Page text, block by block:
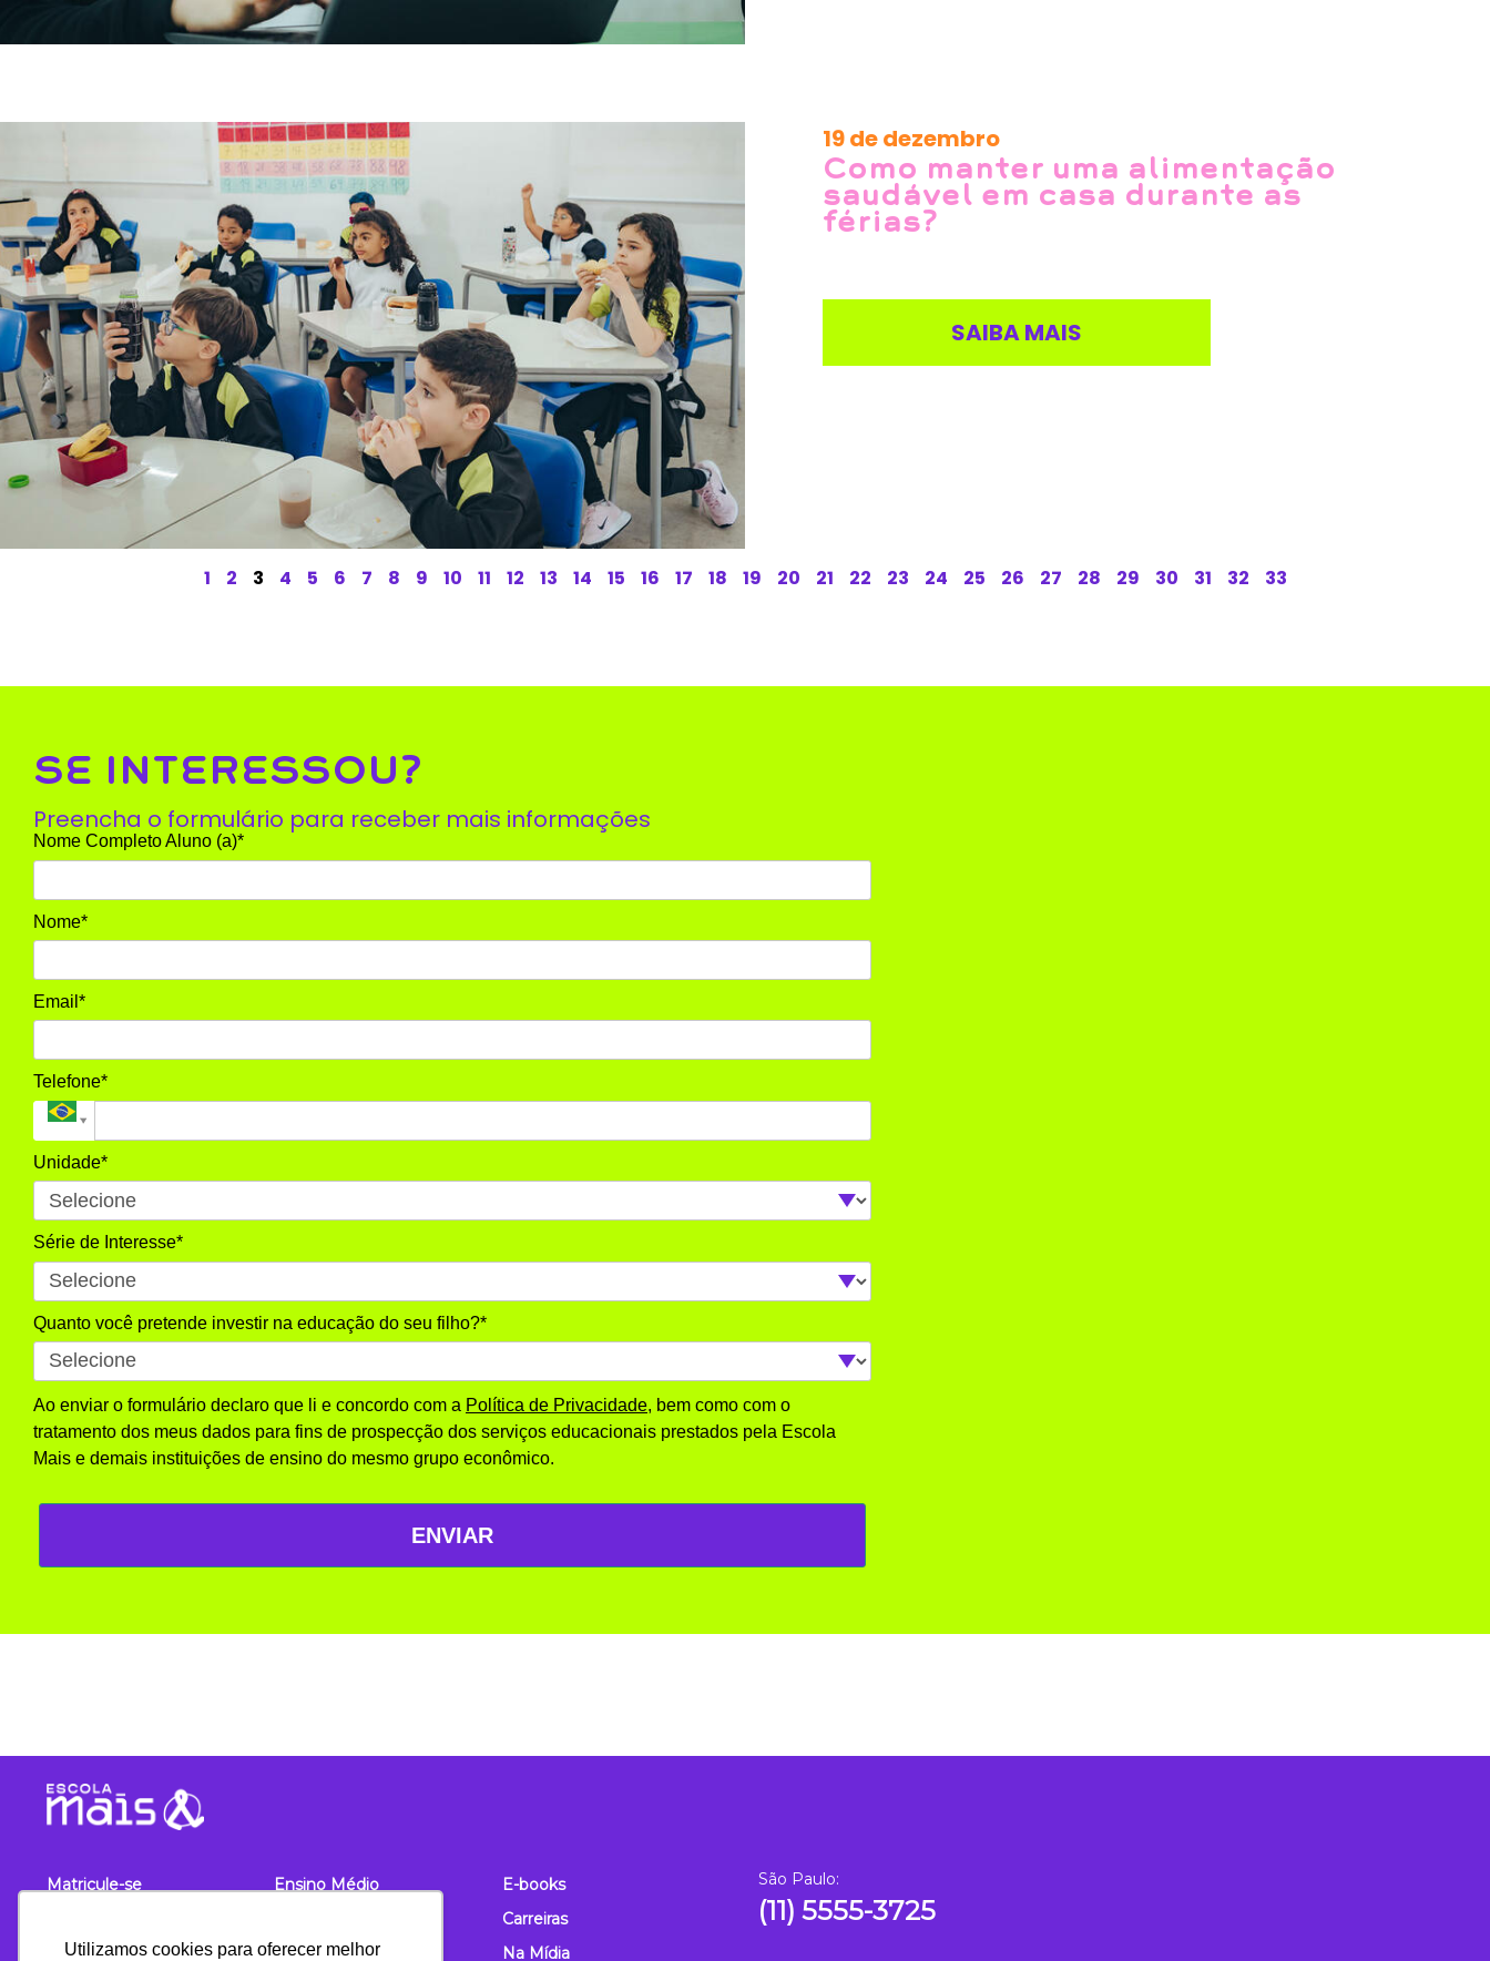
Utilizamos cookies para oferecer melhor
19 de dezembro
Como manter uma alimentação
saudável em casa durante as
férias?
SAIBA MAIS
1 2 3 4 5 6 7 8 9 10 11 12 13 14 15 16 17 18 19 20 21 22 23 24 25 26 27 28 29 30 31 32 33
SE INTERESSOU?
Preencha o formulário para receber mais informações
Nome Completo Aluno (a)*
Nome*
Email*
Telefone*
Unidade*
Série de Interesse*
Quanto você pretende investir na educação do seu filho?*
Ao enviar o formulário declaro que li e concordo com a Política de Privacidade, bem como com o
tratamento dos meus dados para fins de prospecção dos serviços educacionais prestados pela Escola
Mais e demais instituições de ensino do mesmo grupo econômico.
ENVIAR
Matricule-se
Diferenciais
Ensino Médio
Blog
E-books
Carreiras
Na Mídia
São Paulo:
(11) 5555-3725